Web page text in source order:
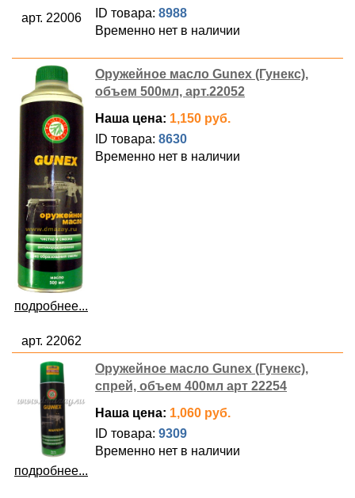
арт. 22006
ID товара: 8988
Временно нет в наличии
подробнее...
арт. 22062
Оружейное масло Gunex (Гунекс),
объем 500мл, арт.22052
Наша цена: 1,150 руб.
ID товара: 8630
Временно нет в наличии
подробнее...
Оружейное масло Gunex (Гунекс),
спрей, объем 400мл арт 22254
Наша цена: 1,060 руб.
ID товара: 9309
Временно нет в наличии